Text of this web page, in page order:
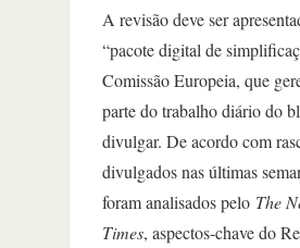
A revisão deve ser
“pacote digital de
Comissão Europeia, que
parte do trabalho diário do
divulgar. De acordo com
divulgados nas últimas
foram analisados pelo The
Times, aspectos-chave do